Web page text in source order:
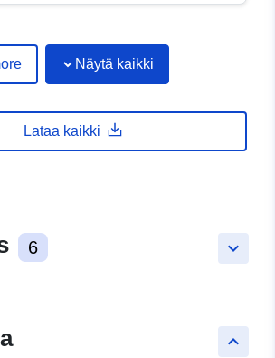
Näytä kaikki
Lataa kaikki
keyboard_arrow_down
6
keyboard_arrow_up